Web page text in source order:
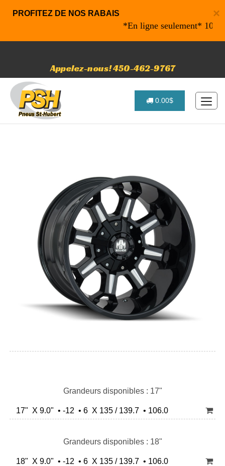
×
PROFITEZ DE NOS RABAIS
*En ligne seulement* 10% de
Appelez-nous! 450-462-9767
0.00$
Grandeurs disponibles : 17"
17" X 9.0" • -12 • 6 X 135 / 139.7 • 106.0
Grandeurs disponibles : 18"
18" X 9.0" • -12 • 6 X 135 / 139.7 • 106.0